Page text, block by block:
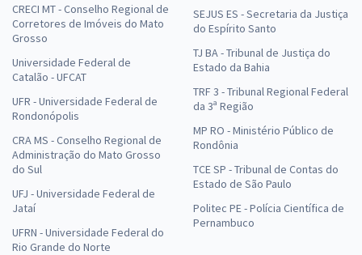
CRECI MT - Conselho Regional de
Corretores de Imóveis do Mato
Grosso
Universidade Federal de
Catalão - UFCAT
UFR - Universidade Federal de
Rondonópolis
CRA MS - Conselho Regional de
Administração do Mato Grosso
do Sul
UFJ - Universidade Federal de
Jataí
UFRN - Universidade Federal do
Rio Grande do Norte
SEJUS ES - Secretaria da Justiça
do Espírito Santo
TJ BA - Tribunal de Justiça do
Estado da Bahia
TRF 3 - Tribunal Regional Federal
da 3ª Região
MP RO - Ministério Público de
Rondônia
TCE SP - Tribunal de Contas do
Estado de São Paulo
Politec PE - Polícia Científica de
Pernambuco